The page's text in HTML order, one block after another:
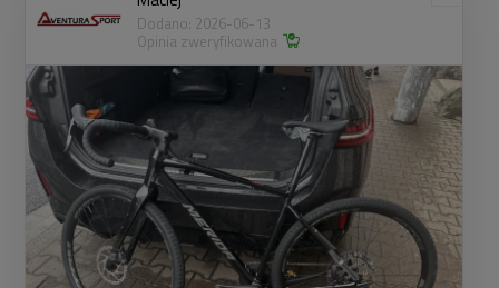
Dodano: 2026-06-13
Opinia zweryfikowana